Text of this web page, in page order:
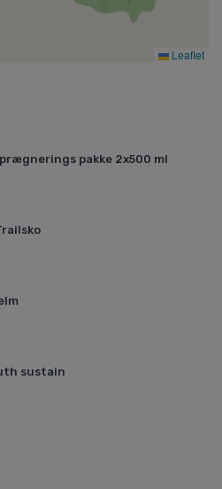
Leaflet
pakke 2x500 ml
sustain